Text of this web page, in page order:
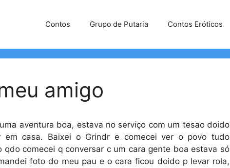
Contos Grupo de Putaria Contos Eróticos
amigo
aventura boa, estava no serviço com um tesao doido
casa. Baixei o Grindr e comecei ver o povo tudo
comecei q conversar c um cara gente boa estava só
foto do meu pau e o cara ficou doido p levar rola,